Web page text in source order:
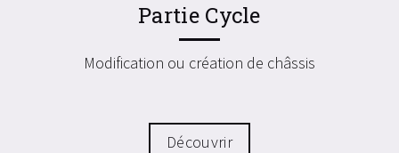
Partie Cycle
Modification ou création de châssis
Découvrir